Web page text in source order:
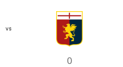
vs
0